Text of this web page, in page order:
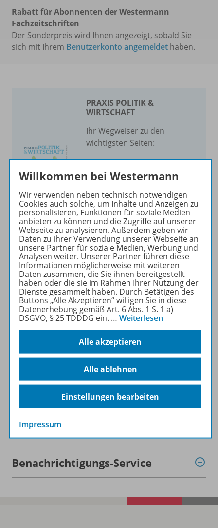
Rabatt für Abonnenten der Westermann
Fachzeitschriften
Der Sonderpreis wird Ihnen angezeigt, sobald Sie
sich mit Ihrem Benutzerkonto angemeldet haben.
PRAXIS POLITIK &
WIRTSCHAFT
Ihr Wegweiser zu den
wichtigsten Seiten:
zu den Abo-Angeboten
zum Zeitschriftenkiosk
Mehr zur Zeitschrift
Produktinformationen
Beschreibung
Inhalte
Zugehörige Produkte
HeftPlusWeb
Benachrichtigungs-Service
Willkommen bei Westermann
Wir verwenden neben technisch notwendigen
Cookies auch solche, um Inhalte und Anzeigen zu
personalisieren, Funktionen für soziale Medien
anbieten zu können und die Zugriffe auf unserer
Webseite zu analysieren. Außerdem geben wir
Daten zu ihrer Verwendung unserer Webseite an
unsere Partner für soziale Medien, Werbung und
Analysen weiter. Unserer Partner führen diese
Informationen möglicherweise mit weiteren
Daten zusammen, die Sie ihnen bereitgestellt
haben oder die sie im Rahmen Ihrer Nutzung der
Dienste gesammelt haben. Durch Betätigen des
Buttons „Alle Akzeptieren“ willigen Sie in diese
Datenerhebung gemäß Art. 6 Abs. 1 S. 1 a)
DSGVO, § 25 TDDDG ein. … Weiterlesen
Alle akzeptieren
Alle ablehnen
Einstellungen bearbeiten
Impressum